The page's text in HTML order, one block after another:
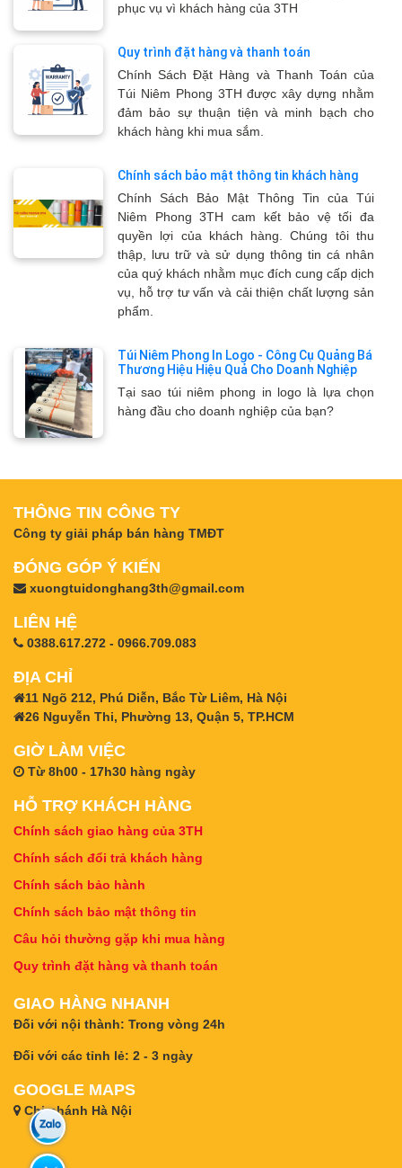
phục vụ vì khách hàng của 3TH
Quy trình đặt hàng và thanh toán
Chính Sách Đặt Hàng và Thanh Toán của
Túi Niêm Phong 3TH được xây dựng nhằm
đảm bảo sự thuận tiện và minh bạch cho
khách hàng khi mua sắm.
Chính sách bảo mật thông tin khách hàng
Chính Sách Bảo Mật Thông Tin của Túi
Niêm Phong 3TH cam kết bảo vệ tối đa
quyền lợi của khách hàng. Chúng tôi thu
thập, lưu trữ và sử dụng thông tin cá nhân
của quý khách nhằm mục đích cung cấp dịch
vụ, hỗ trợ tư vấn và cải thiện chất lượng sản
phẩm.
Túi Niêm Phong In Logo - Công Cụ Quảng Bá
Thương Hiệu Hiệu Quả Cho Doanh Nghiệp
Tại sao túi niêm phong in logo là lựa chọn
hàng đầu cho doanh nghiệp của bạn?
THÔNG TIN CÔNG TY
Công ty giải pháp bán hàng TMĐT
ĐÓNG GÓP Ý KIẾN
xuongtuidonghang3th@gmail.com
LIÊN HỆ
0388.617.272 - 0966.709.083
ĐỊA CHỈ
11 Ngõ 212, Phú Diễn, Bắc Từ Liêm, Hà Nội
26 Nguyễn Thi, Phường 13, Quận 5, TP.HCM
GIỜ LÀM VIỆC
Từ 8h00 - 17h30 hàng ngày
HỖ TRỢ KHÁCH HÀNG
Chính sách giao hàng của 3TH
Chính sách đổi trả khách hàng
Chính sách bảo hành
Chính sách bảo mật thông tin
Câu hỏi thường gặp khi mua hàng
Quy trình đặt hàng và thanh toán
GIAO HÀNG NHANH
Đối với nội thành: Trong vòng 24h
Đối với các tỉnh lẻ: 2 - 3 ngày
GOOGLE MAPS
Chi nhánh Hà Nội